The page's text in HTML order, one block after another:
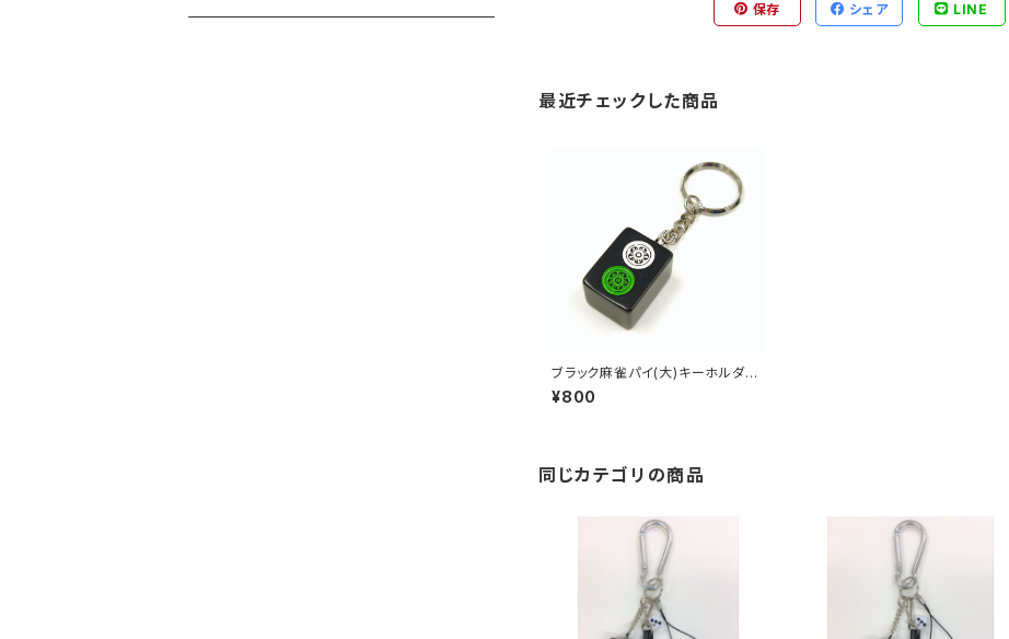
保存 シェア LINE
最近チェックした商品
ブラック麻雀パイ(大)キーホルダ
ー リャンピン
¥800
同じカテゴリの商品